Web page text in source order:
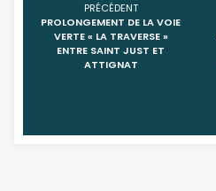
PRÉCÉDENT
PROLONGEMENT DE LA VOIE
VERTE « LA TRAVERSE »
ENTRE SAINT JUST ET
ATTIGNAT